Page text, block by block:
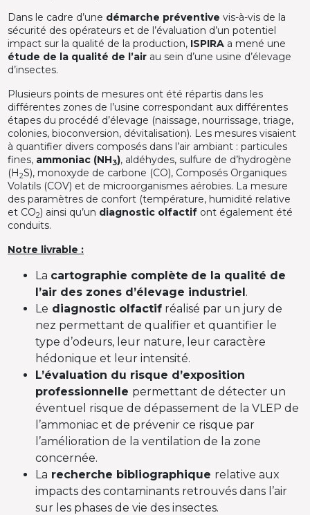
Dans le cadre d’une démarche préventive vis-à-vis de la
sécurité des opérateurs et de l’évaluation d’un potentiel
impact sur la qualité de la production, ISPIRA a mené une
étude de la qualité de l’air au sein d’une usine d’élevage
d’insectes.
Plusieurs points de mesures ont été répartis dans les
différentes zones de l’usine correspondant aux différentes
étapes du procédé d’élevage (naissage, nourrissage, triage,
colonies, bioconversion, dévitalisation). Les mesures visaient
à quantifier divers composés dans l’air ambiant : particules
fines, ammoniac (NH3), aldéhydes, sulfure de d’hydrogène
(H2S), monoxyde de carbone (CO), Composés Organiques
Volatils (COV) et de microorganismes aérobies. La mesure
des paramètres de confort (température, humidité relative
et CO2) ainsi qu’un diagnostic olfactif ont également été
conduits.
Notre livrable :
La cartographie complète de la qualité de
l’air des zones d’élevage industriel.
Le diagnostic olfactif réalisé par un jury de
nez permettant de qualifier et quantifier le
type d’odeurs, leur nature, leur caractère
hédonique et leur intensité.
L’évaluation du risque d’exposition
professionnelle permettant de détecter un
éventuel risque de dépassement de la VLEP de
l’ammoniac et de prévenir ce risque par
l’amélioration de la ventilation de la zone
concernée.
La recherche bibliographique relative aux
impacts des contaminants retrouvés dans l’air
sur les phases de vie des insectes.